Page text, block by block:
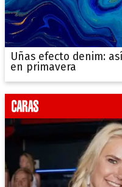
Uñas efecto denim:
en primavera